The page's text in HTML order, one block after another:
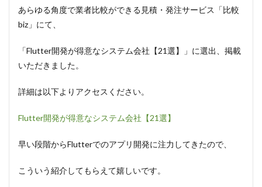
あらゆる角度で業者比較ができる見積・発注サービス「比較
biz」にて、
「Flutter開発が得意なシステム会社【21選】」に選出、掲載
いただきました。
詳細は以下よりアクセスください。
Flutter開発が得意なシステム会社【21選】
早い段階からFlutterでのアプリ開発に注力してきたので、
こういう紹介してもらえて嬉しいです。